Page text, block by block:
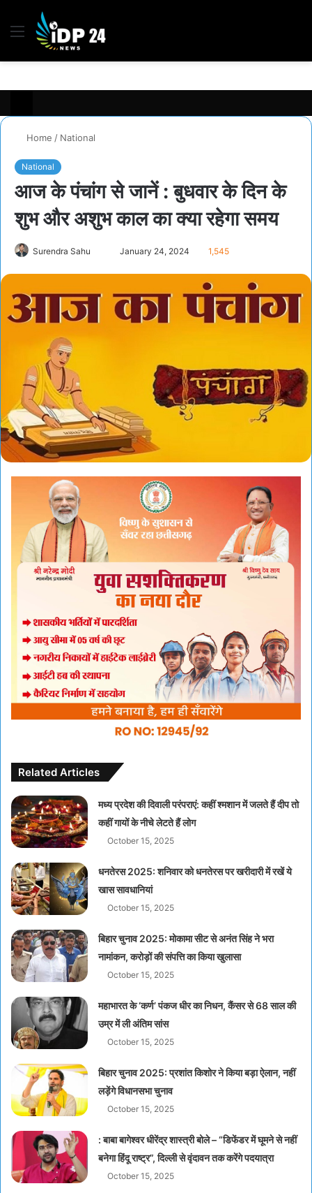
Menu
Home / National
National
आज के पंचांग से जानें : बुधवार के दिन के
शुभ और अशुभ काल का क्या रहेगा समय
Surendra Sahu
SendJanuary 24, 2024 1,545
Related Articles
मध्य प्रदेश की दिवाली परंपराएं: कहीं श्मशान में जलते हैं दीप तो
कहीं गायों के नीचे लेटते हैं लोग
October 15, 2025
धनतेरस 2025: शनिवार को धनतेरस पर खरीदारी में रखें ये
खास सावधानियां
October 15, 2025
बिहार चुनाव 2025: मोकामा सीट से अनंत सिंह ने भरा
नामांकन, करोड़ों की संपत्ति का किया खुलासा
October 15, 2025
महाभारत के ‘कर्ण’ पंकज धीर का निधन, कैंसर से 68 साल की
उम्र में ली अंतिम सांस
October 15, 2025
बिहार चुनाव 2025: प्रशांत किशोर ने किया बड़ा ऐलान, नहीं
लड़ेंगे विधानसभा चुनाव
October 15, 2025
: बाबा बागेश्वर धीरेंद्र शास्त्री बोले – “डिफेंडर में घूमने से नहीं
बनेगा हिंदू राष्ट्र”, दिल्ली से वृंदावन तक करेंगे पदयात्रा
October 15, 2025